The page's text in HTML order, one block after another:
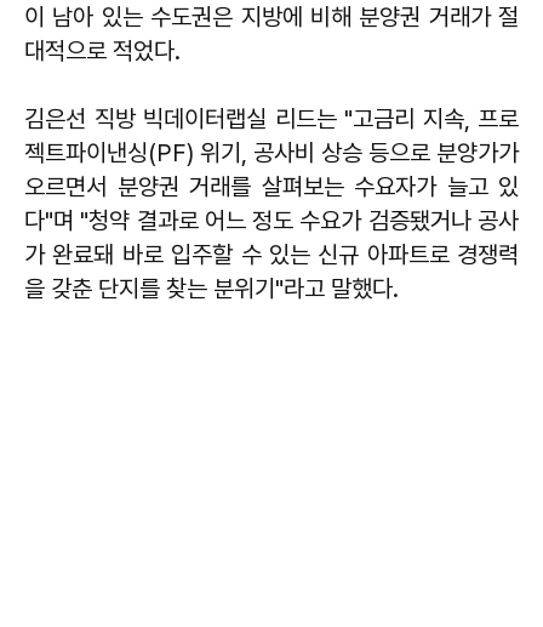
이 남아 있는 수도권은 지방에 비해 분양권 거래가 절
대적으로 적었다.
김은선 직방 빅데이터랩실 리드는 "고금리 지속, 프로
젝트파이낸싱(PF) 위기, 공사비 상승 등으로 분양가가
오르면서 분양권 거래를 살펴보는 수요자가 늘고 있
다"며 "청약 결과로 어느 정도 수요가 검증됐거나 공사
가 완료돼 바로 입주할 수 있는 신규 아파트로 경쟁력
을 갖춘 단지를 찾는 분위기"라고 말했다.